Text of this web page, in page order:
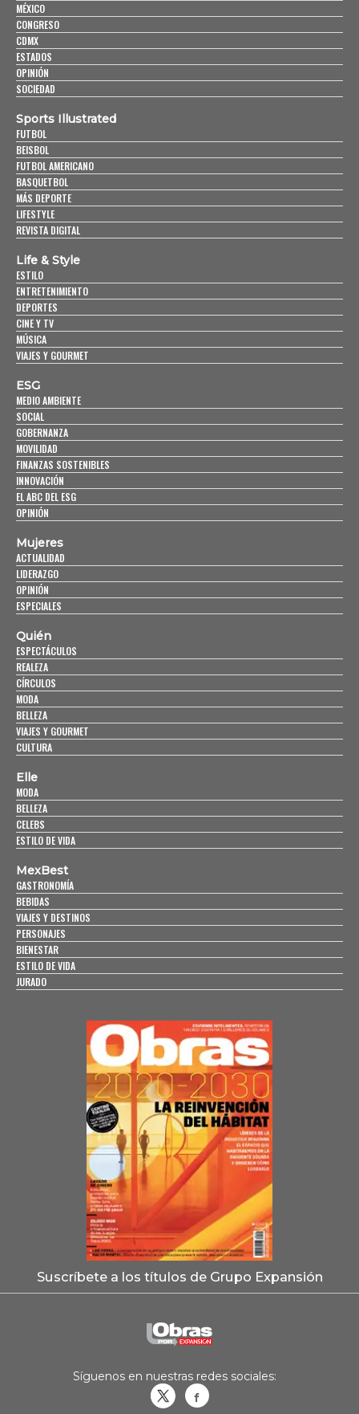
MÉXICO
CONGRESO
CDMX
ESTADOS
OPINIÓN
SOCIEDAD
Sports Illustrated
FUTBOL
BEISBOL
FUTBOL AMERICANO
BASQUETBOL
MÁS DEPORTE
LIFESTYLE
REVISTA DIGITAL
Life & Style
ESTILO
ENTRETENIMIENTO
DEPORTES
CINE Y TV
MÚSICA
VIAJES Y GOURMET
ESG
MEDIO AMBIENTE
SOCIAL
GOBERNANZA
MOVILIDAD
FINANZAS SOSTENIBLES
INNOVACIÓN
EL ABC DEL ESG
OPINIÓN
Mujeres
ACTUALIDAD
LIDERAZGO
OPINIÓN
ESPECIALES
Quién
ESPECTÁCULOS
REALEZA
CÍRCULOS
MODA
BELLEZA
VIAJES Y GOURMET
CULTURA
Elle
MODA
BELLEZA
CELEBS
ESTILO DE VIDA
MexBest
GASTRONOMÍA
BEBIDAS
VIAJES Y DESTINOS
PERSONAJES
BIENESTAR
ESTILO DE VIDA
JURADO
Suscríbete a los títulos de Grupo Expansión
Síguenos en nuestras redes sociales: